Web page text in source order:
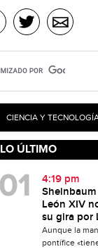
CIENCIA Y
LO ÚLTIMO
4:19 pm
León XIV
su gira por
Aunque la
pontífice